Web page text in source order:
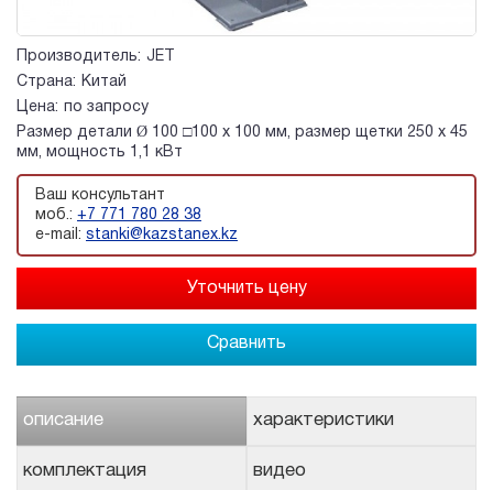
Производитель: JET
Страна:
Китай
Цена:
по запросу
Размер детали Ø 100 □100 х 100 мм, размер щетки 250 х 45
мм, мощность 1,1 кВт
Ваш консультант
моб.: +7 771 780 28 38
e-mail: stanki@kazstanex.kz
Сравнить
описание характеристики
комплектация видео